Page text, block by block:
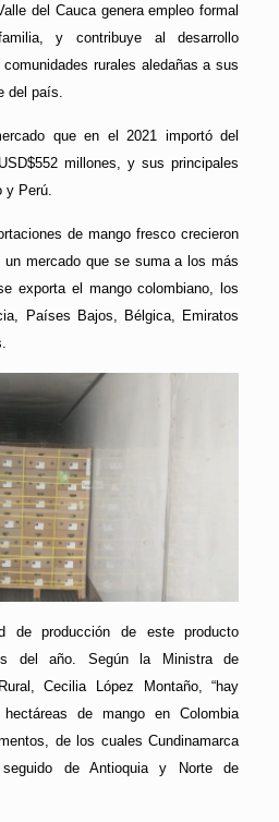
del Cauca genera empleo formal
y contribuye al desarrollo
rurales aledañas a sus
del país.
que en el 2021 importó del
millones, y sus principales
y Perú.
de mango fresco crecieron
mercado que se suma a los más
exporta el mango colombiano, los
Países Bajos, Bélgica, Emiratos
de producción de este producto
del año. Según la Ministra de
Cecilia López Montaño, “hay
hectáreas de mango en Colombia
de los cuales Cundinamarca
de Antioquia y Norte de